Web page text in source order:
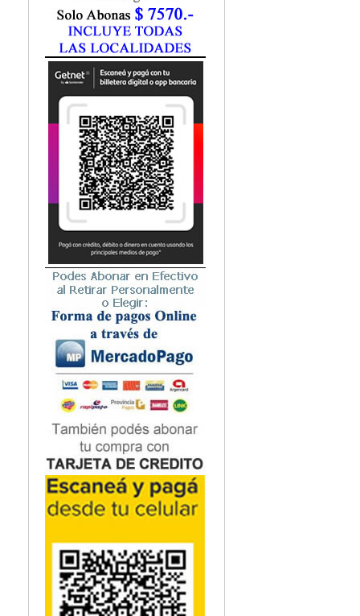
Geriatría
Ginecología / Obstetricia
Hematología
Histología
Homeopatía
Infectología
Inmunología
Instrumentación Quirurgica
Medicina del Deporte / Rehabilitación
Medicina Emergencias / Urgencias
Medicina Forense / Legal
Medicina General
Medicina Interna
Microbiología
Nefrología
Neonatología / Pediatría
Neumología
Neuroanatomía / Neurociencia
Neurocirugía
Neurología
Nutrición
Odontología
Oftalmología
Oncología / Cuidados Paliativos
Ortopedía / Traumatología
Osteopatía
Otorrinolaringología
Podología
Psicología
Psiquiatría
Química